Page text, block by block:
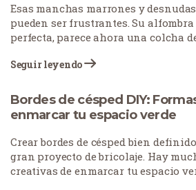
Esas manchas marrones y
pueden ser frustrantes. Su alfombra
perfecta, parece ahora una colcha
muchas razones: las mascotas dejan
las condiciones meteorológicas
buena noticia? No tiene por qué
su césped. Con el enfoque
esas monstruosidades y devolver la
Seguir leyendo
Bordes de césped DIY:
enmarcar tu espacio verde
Crear bordes de césped bien
gran proyecto de bricolaje. Hay
creativas de enmarcar tu espacio